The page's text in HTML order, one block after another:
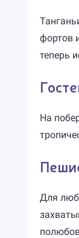
фортов
теперь
На
Для